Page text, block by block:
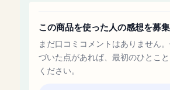
この商品を使った人の感想を募
まだ口コミコメントはありません
づいた点があれば、最初のひとこ
ください。